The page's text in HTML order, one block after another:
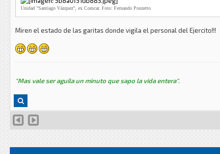
Unidad "Santiago Vázquez", ex Comcar. Foto: Fernando Ponzetto
Miren el estado de las garitas donde vigila el personal del Ejercito!!!
"Mas vale ser aguila un minuto que sapo la vida entera".